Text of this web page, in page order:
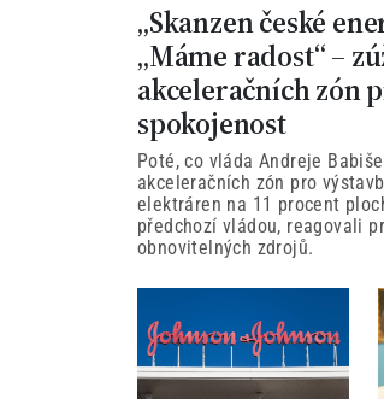
„Skanzen české
„Máme radost“ –
akceleračních zón
spokojenost
Poté, co vláda Andreje
akceleračních zón pro
elektráren na 11 procent
předchozí vládou, reagovali
obnovitelných zdrojů.